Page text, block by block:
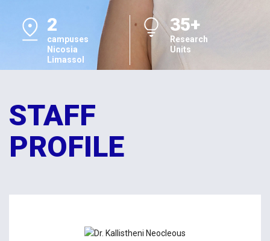
2
campuses
Nicosia
Limassol
35+
Research
Units
STAFF
PROFILE